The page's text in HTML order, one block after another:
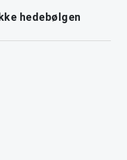
hedebølgen